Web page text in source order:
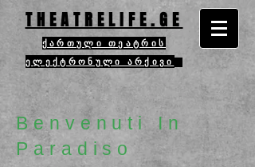
THEATRELIFE.GE
ქართული თეატრის
ელექტრონული არქივი
Benvenuti In
Paradiso